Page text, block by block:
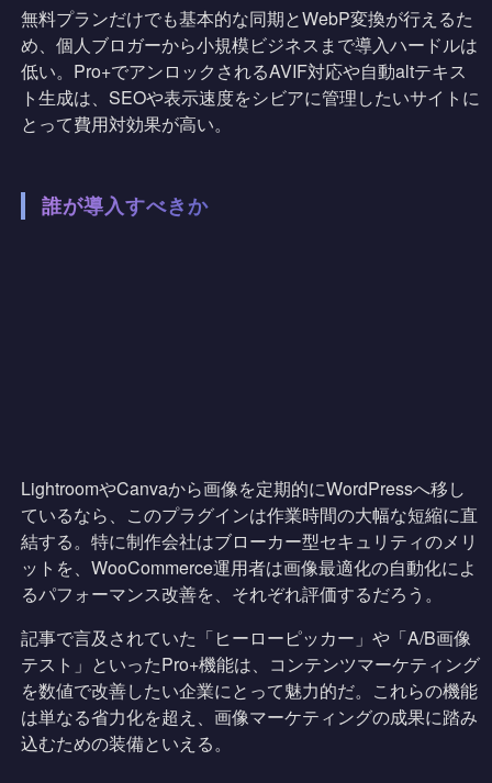
無料プランだけでも基本的な同期とWebP変換が行えるた
め、個人ブロガーから小規模ビジネスまで導入ハードルは
低い。Pro+でアンロックされるAVIF対応や自動altテキス
ト生成は、SEOや表示速度をシビアに管理したいサイトに
とって費用対効果が高い。
誰が導入すべきか
LightroomやCanvaから画像を定期的にWordPressへ移し
ているなら、このプラグインは作業時間の大幅な短縮に直
結する。特に制作会社はブローカー型セキュリティのメリ
ットを、WooCommerce運用者は画像最適化の自動化によ
るパフォーマンス改善を、それぞれ評価するだろう。
記事で言及されていた「ヒーローピッカー」や「A/B画像
テスト」といったPro+機能は、コンテンツマーケティング
を数値で改善したい企業にとって魅力的だ。これらの機能
は単なる省力化を超え、画像マーケティングの成果に踏み
込むための装備といえる。